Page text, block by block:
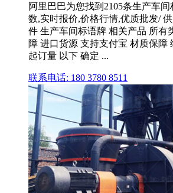
阿里巴巴为您找到2105条生产车
数,实时报价,价格行情,优质批发/
件 生产车间标语牌 相关产品 所有
障 进口货源 支持支付宝 材质保障
起订量 以下 确定 ...
联系电话: 180 3780 8511